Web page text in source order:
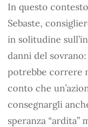
In questo
Sebaste,
in solitudine
danni del
potrebbe correre
conto che
consegnargli
speranza “ardita”